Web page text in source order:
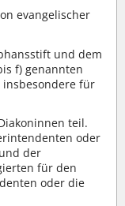
evangelischer
und dem
f) genannten
für
teil.
oder
der
für den
oder die